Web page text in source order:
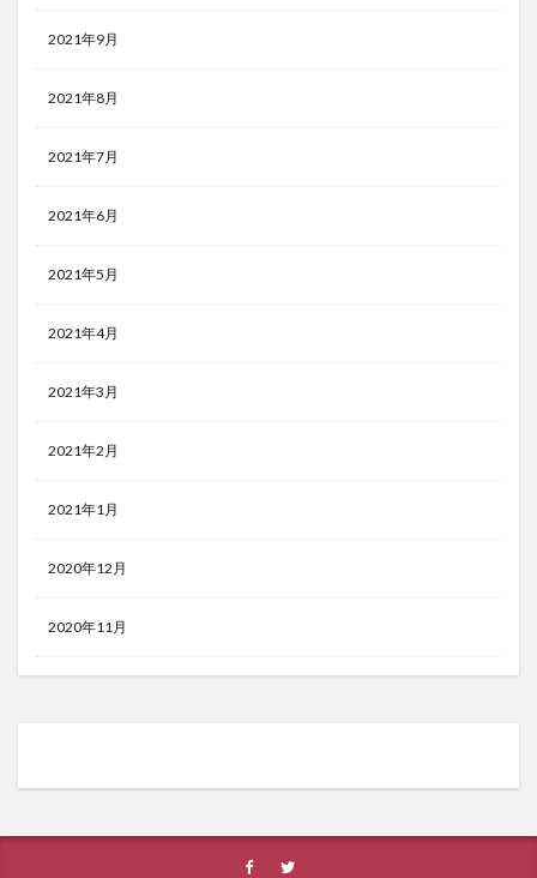
2021年9月
2021年8月
2021年7月
2021年6月
2021年5月
2021年4月
2021年3月
2021年2月
2021年1月
2020年12月
2020年11月